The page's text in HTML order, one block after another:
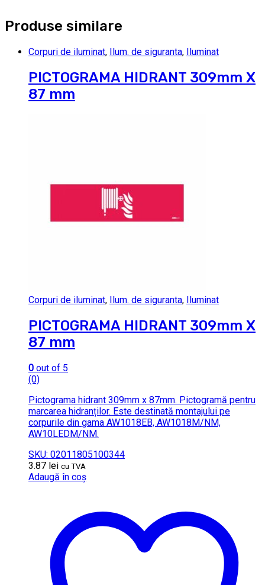
Produse similare
Corpuri de iluminat, Ilum. de siguranta, Iluminat
PICTOGRAMA HIDRANT 309mm X
87 mm
Corpuri de iluminat, Ilum. de siguranta, Iluminat
PICTOGRAMA HIDRANT 309mm X
87 mm
0 out of 5
(0)
Pictograma hidrant 309mm x 87mm. Pictogramă pentru
marcarea hidranților. Este destinată montajului pe
corpurile din gama AW1018EB, AW1018M/NM,
AW10LEDM/NM.
SKU: 02011805100344
3.87 lei cu TVA
Adaugă în coș